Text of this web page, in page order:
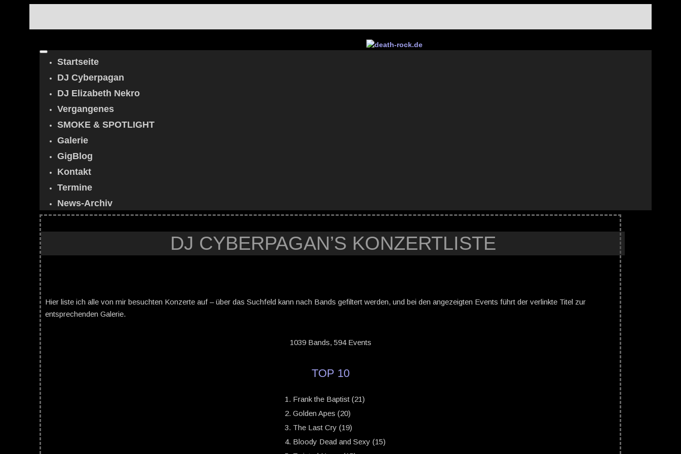
Startseite
DJ Cyberpagan
DJ Elizabeth Nekro
Vergangenes
SMOKE & SPOTLIGHT
Galerie
GigBlog
Kontakt
Termine
News-Archiv
DJ CYBERPAGAN’S KONZERTLISTE
Hier liste ich alle von mir besuchten Konzerte auf – über das Suchfeld kann nach Bands gefiltert werden, und bei den angezeigten Events führt der verlinkte Titel zur
entsprechenden Galerie.
1039 Bands, 594 Events
TOP 10
Frank the Baptist (21)
Golden Apes (20)
The Last Cry (19)
Bloody Dead and Sexy (15)